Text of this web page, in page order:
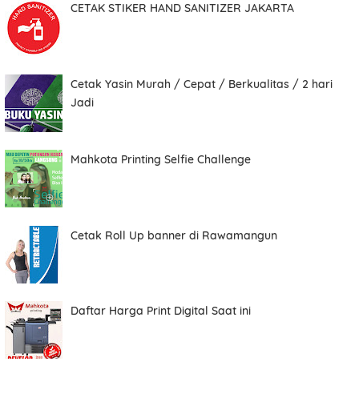
CETAK STIKER HAND SANITIZER JAKARTA
Cetak Yasin Murah / Cepat / Berkualitas / 2 hari
Jadi
Mahkota Printing Selfie Challenge
Cetak Roll Up banner di Rawamangun
Daftar Harga Print Digital Saat ini
Mobile Phone Number
Item Choices
Total
Date
Comment